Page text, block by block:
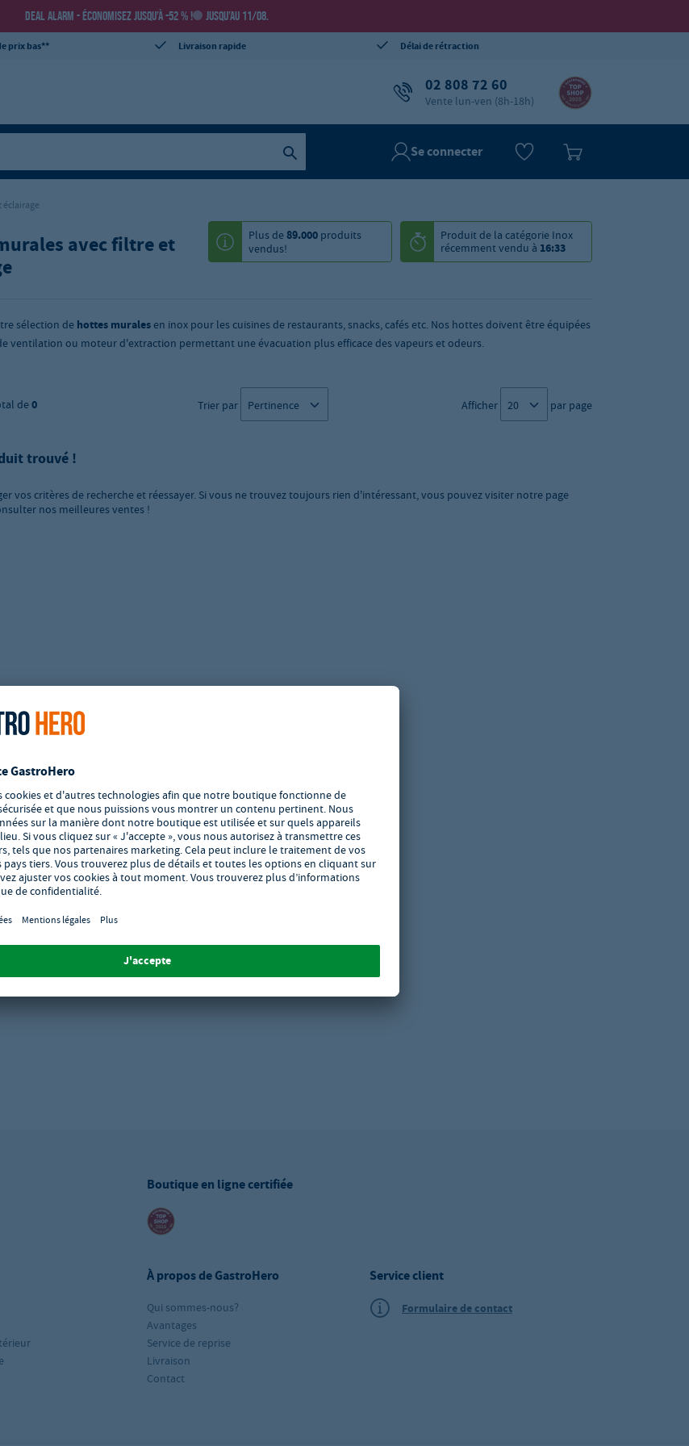
DEAL ALARM - ÉCONOMISEZ JUSQU’À -52 % ! JUSQU’AU 11/08.
prix bas** Livraison rapide Délai de rétraction
02 808 72 60
Vente lun-ven (8h-18h)
Se connecter
avec filtre et
Plus de89.000produits
vendus!
Produit de la catégorie Inox
récemment vendu à 16:33
sélection de hottes muralesen inox pour les cuisines de restaurants, snacks, cafés etc. Nos hottes doivent être équipées
ventilation ou moteur d'extraction permettant une évacuation plus efficace des vapeurs et odeurs.
de0 Trier par Afficher par page
trouvé !
vos critères de recherche et réessayer. Si vous ne trouvez toujours rien d'intéressant, vous pouvez visiter notre page
nos meilleures ventes !
Boutique en ligne certifiée
À propos de GastroHero
Qui sommes-nous?
Avantages
Service de reprise
Livraison
Contact
Service client
Formulaire de contact